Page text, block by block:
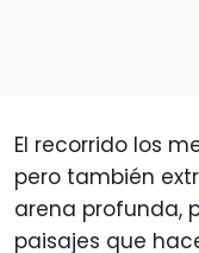
El recorrido los
pero también
arena profunda,
paisajes que